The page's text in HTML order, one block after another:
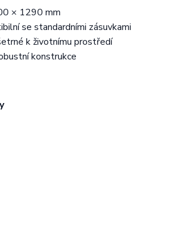
× 1290 mm
se standardními zásuvkami
k životnímu prostředí
konstrukce